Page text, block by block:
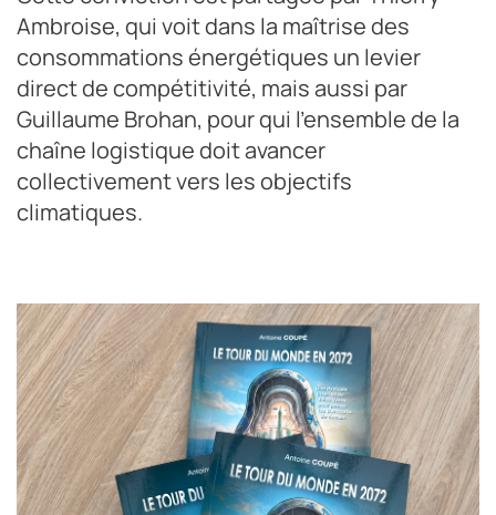
Ambroise, qui voit dans la maîtrise des
consommations énergétiques un levier
direct de compétitivité, mais aussi par
Guillaume Brohan, pour qui l’ensemble de la
chaîne logistique doit avancer
collectivement vers les objectifs
climatiques.